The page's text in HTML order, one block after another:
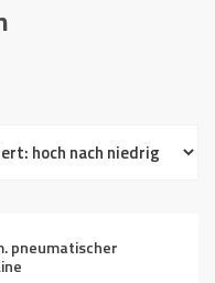
pneumatischer